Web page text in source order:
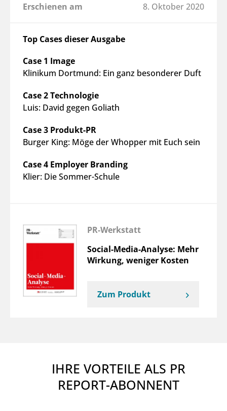
Erschienen am 8. Oktober 2020
Top Cases dieser Ausgabe
Case 1 Image
Klinikum Dortmund: Ein ganz besonderer Duft
Case 2 Technologie
Luis: David gegen Goliath
Case 3 Produkt-PR
Burger King: Möge der Whopper mit Euch sein
Case 4 Employer Branding
Klier: Die Sommer-Schule
PR-Werkstatt
Social-Media-Analyse: Mehr
Wirkung, weniger Kosten
Zum Produkt
IHRE VORTEILE ALS PR
REPORT-ABONNENT